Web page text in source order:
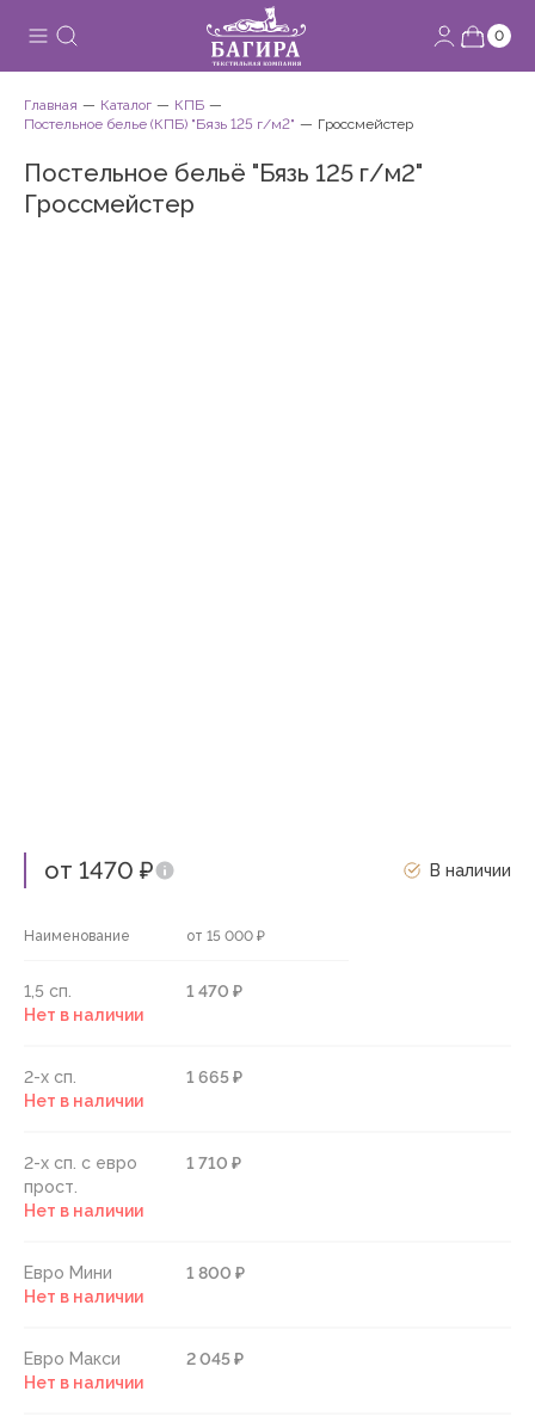
0
Главная Каталог
КПБ
Постельное белье (КПБ) "Бязь 125 г/м2"
Гроссмейстер
Постельное бельё "Бязь 125 г/м2"
Гроссмейстер
от 1470 ₽ В наличии
Наименование от 15 000 ₽
1,5 сп.
1 470 ₽
Нет в наличии
2-х сп.
1 665 ₽
Нет в наличии
2-х сп. с евро
прост.
1 710 ₽
Нет в наличии
Евро Мини
1 800 ₽
Нет в наличии
Евро Макси
2 045 ₽
Нет в наличии